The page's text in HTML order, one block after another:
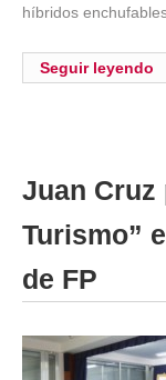
híbridos
Seguir leyendo
Juan Cruz
Turismo”
de FP